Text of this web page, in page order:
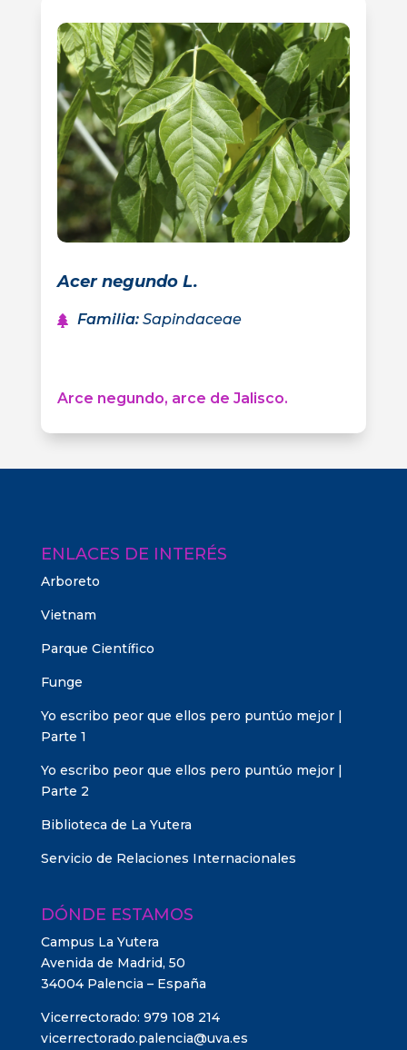
Acer negundo L.
Familia: Sapindaceae
Arce negundo, arce de Jalisco.
ENLACES DE INTERÉS
Arboreto
Vietnam
Parque Científico
Funge
Yo escribo peor que ellos pero puntúo mejor |
Parte 1
Yo escribo peor que ellos pero puntúo mejor |
Parte 2
Biblioteca de La Yutera
Servicio de Relaciones Internacionales
DÓNDE ESTAMOS
Campus La Yutera
Avenida de Madrid, 50
34004 Palencia – España
Vicerrectorado: 979 108 214
vicerrectorado.palencia@uva.es